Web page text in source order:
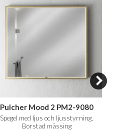
Pulcher Mood 2 PM2-9080
Spegel med ljus och ljusstyrning,
Borstad mässing